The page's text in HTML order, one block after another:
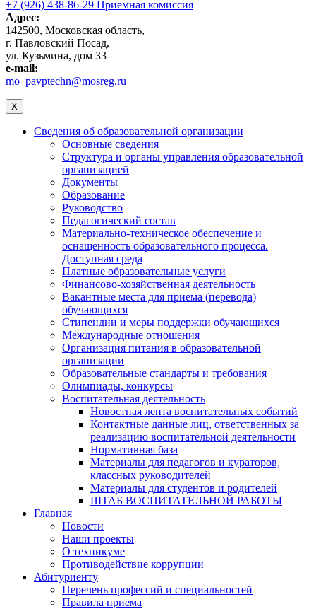
+7 (926) 438-86-29 Приемная комиссия
Адрес:
142500, Московская область,
г. Павловский Посад,
ул. Кузьмина, дом 33
e-mail:
mo_pavptechn@mosreg.ru
X
Сведения об образовательной организации
Основные сведения
Структура и органы управления образовательной
организацией
Документы
Образование
Руководство
Педагогический состав
Материально-техническое обеспечение и
оснащенность образовательного процесса.
Доступная среда
Платные образовательные услуги
Финансово-хозяйственная деятельность
Вакантные места для приема (перевода)
обучающихся
Стипендии и меры поддержки обучающихся
Международные отношения
Организация питания в образовательной
организации
Образовательные стандарты и требования
Олимпиады, конкурсы
Воспитательная деятельность
Новостная лента воспитательных событий
Контактные данные лиц, ответственных за
реализацию воспитательной деятельности
Нормативная база
Материалы для педагогов и кураторов,
классных руководителей
Материалы для студентов и родителей
ШТАБ ВОСПИТАТЕЛЬНОЙ РАБОТЫ
Главная
Новости
Наши проекты
О техникуме
Противодействие коррупции
Абитуриенту
Перечень профессий и специальностей
Правила приема